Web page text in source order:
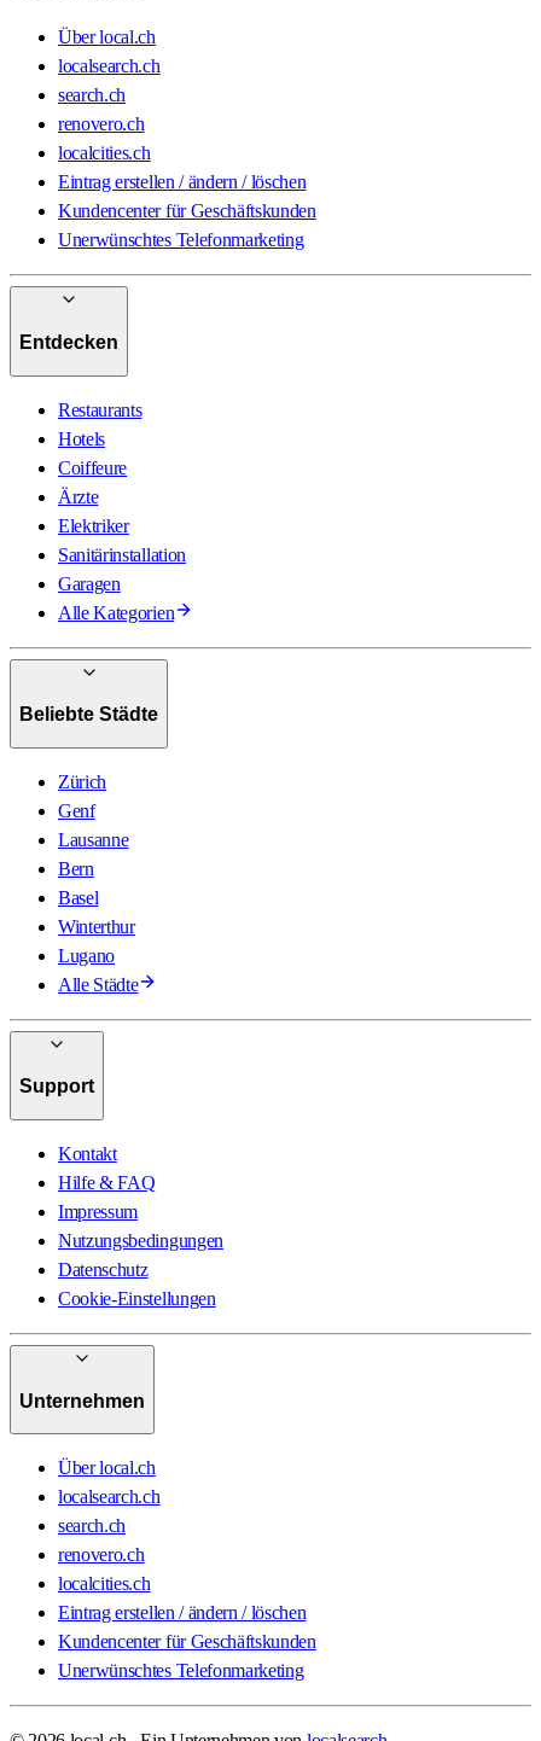
Über local.ch
localsearch.ch
search.ch
renovero.ch
localcities.ch
Eintrag erstellen / ändern / löschen
Kundencenter für Geschäftskunden
Unerwünschtes Telefonmarketing
Entdecken
Restaurants
Hotels
Coiffeure
Ärzte
Elektriker
Sanitärinstallation
Garagen
Alle Kategorien
Beliebte Städte
Zürich
Genf
Lausanne
Bern
Basel
Winterthur
Lugano
Alle Städte
Support
Kontakt
Hilfe & FAQ
Impressum
Nutzungsbedingungen
Datenschutz
Cookie-Einstellungen
Unternehmen
Über local.ch
localsearch.ch
search.ch
renovero.ch
localcities.ch
Eintrag erstellen / ändern / löschen
Kundencenter für Geschäftskunden
Unerwünschtes Telefonmarketing